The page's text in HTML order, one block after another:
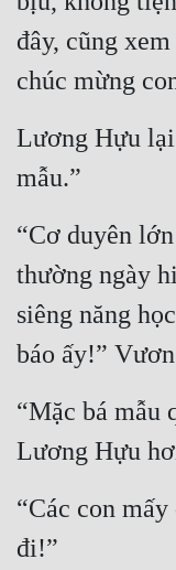
Nữ Phụ
Phong Thủy - Tâm Linh
Phương Tây
Phản Phái
Quân Sự
Sảng Văn
Sắc
Thanh Xuân
đây, cũng
chúc mừng
Lương Hựu
mẫu.”
“Cơ duyên
thường ngày
siêng năng
báo ấy!”
“Mặc bá mẫu
Lương Hựu
“Các con
đi!”